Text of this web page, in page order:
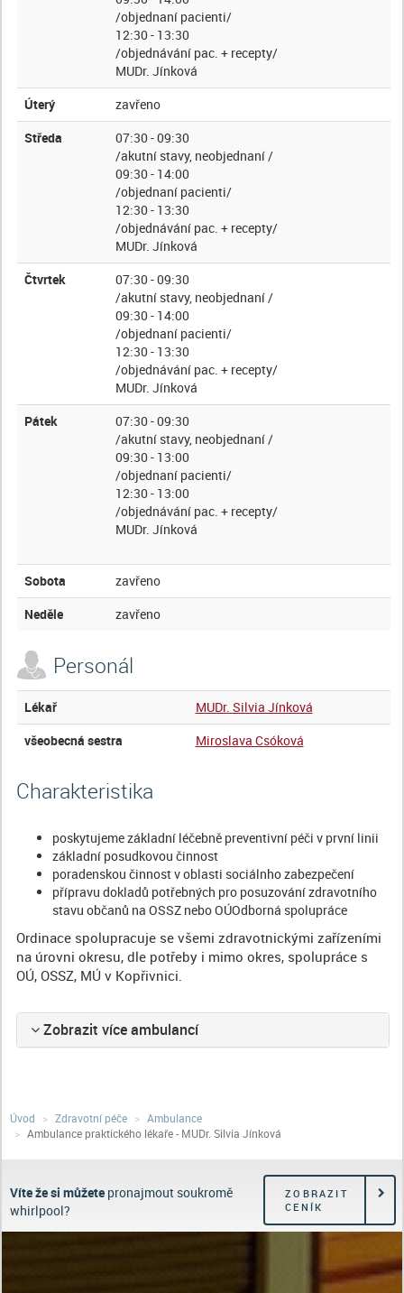
/objednaní pacienti/
12:30 - 13:30
/objednávání pac. + recepty/
MUDr. Jínková
Úterý
zavřeno
Středa
07:30 - 09:30
/akutní stavy, neobjednaní /
09:30 - 14:00
/objednaní pacienti/
12:30 - 13:30
/objednávání pac. + recepty/
MUDr. Jínková
Čtvrtek
07:30 - 09:30
/akutní stavy, neobjednaní /
09:30 - 14:00
/objednaní pacienti/
12:30 - 13:30
/objednávání pac. + recepty/
MUDr. Jínková
Pátek
07:30 - 09:30
/akutní stavy, neobjednaní /
09:30 - 13:00
/objednaní pacienti/
12:30 - 13:00
/objednávání pac. + recepty/
MUDr. Jínková
Sobota
zavřeno
Neděle
zavřeno
Personál
Lékař
MUDr. Silvia Jínková
všeobecná sestra
Miroslava Csóková
Charakteristika
poskytujeme základní léčebně preventivní péči v první linii
základní posudkovou činnost
poradenskou činnost v oblasti sociálnho zabezpečení
přípravu dokladů potřebných pro posuzování zdravotního
stavu občanů na OSSZ nebo OÚOdborná spolupráce
Ordinace spolupracuje se všemi zdravotnickými zařízeními
na úrovni okresu, dle potřeby i mimo okres, spolupráce s
OÚ, OSSZ, MÚ v Kopřivnici.
Zobrazit více ambulancí
Úvod Zdravotní péče
Ambulance
Ambulance praktického lékaře - MUDr. Silvia Jínková
Víte že si můžetepronajmout soukromě
whirlpool?
ZOBRAZIT
CENÍK